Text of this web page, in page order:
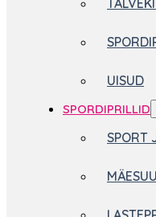
UISUD
SPORDIPRILLID
SPORT